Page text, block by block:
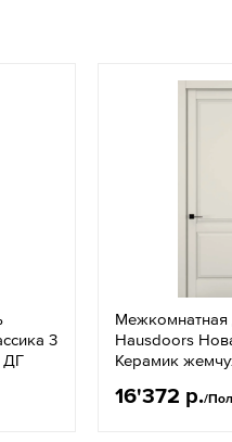
3
ДГ
Межкомнатная
Hausdoors
Керамик
16'372 р./